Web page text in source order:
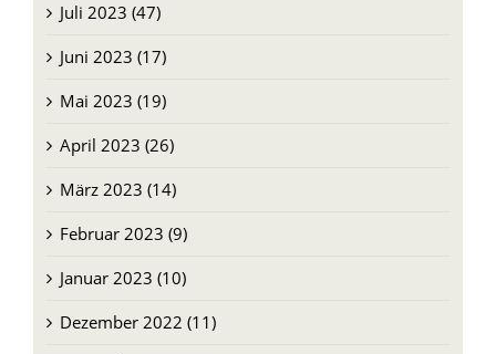
Juli 2023 (47)
Juni 2023 (17)
Mai 2023 (19)
April 2023 (26)
März 2023 (14)
Februar 2023 (9)
Januar 2023 (10)
Dezember 2022 (11)